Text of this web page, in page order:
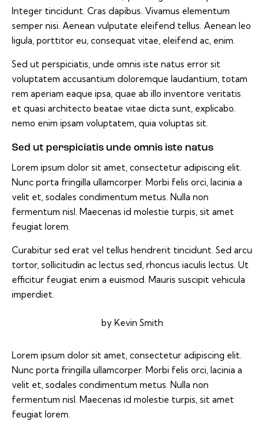
Integer tincidunt. Cras dapibus. Vivamus elementum
semper nisi. Aenean vulputate eleifend tellus. Aenean leo
ligula, porttitor eu, consequat vitae, eleifend ac, enim.
Sed ut perspiciatis, unde omnis iste natus error sit
voluptatem accusantium doloremque laudantium, totam
rem aperiam eaque ipsa, quae ab illo inventore veritatis
et quasi architecto beatae vitae dicta sunt, explicabo.
nemo enim ipsam voluptatem, quia voluptas sit.
Sed ut perspiciatis unde omnis iste natus
Lorem ipsum dolor sit amet, consectetur adipiscing elit.
Nunc porta fringilla ullamcorper. Morbi felis orci, lacinia a
velit et, sodales condimentum metus. Nulla non
fermentum nisl. Maecenas id molestie turpis, sit amet
feugiat lorem.
Curabitur sed erat vel tellus hendrerit tincidunt. Sed arcu
tortor, sollicitudin ac lectus sed, rhoncus iaculis lectus. Ut
efficitur feugiat enim a euismod. Mauris suscipit vehicula
imperdiet.
by Kevin Smith
Lorem ipsum dolor sit amet, consectetur adipiscing elit.
Nunc porta fringilla ullamcorper. Morbi felis orci, lacinia a
velit et, sodales condimentum metus. Nulla non
fermentum nisl. Maecenas id molestie turpis, sit amet
feugiat lorem.